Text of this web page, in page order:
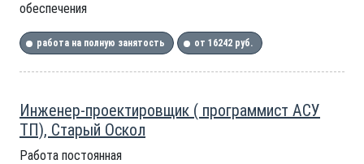
обеспечения
работа на полную занятость от 16242 руб.
Инженер-проектировщик ( программист АСУ
ТП), Старый Оскол
Работа постоянная